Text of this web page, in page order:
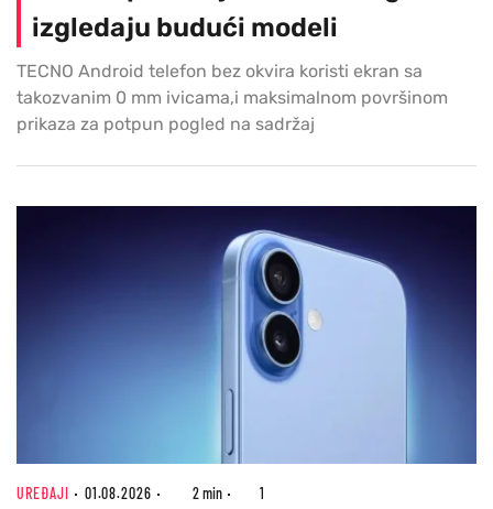
izgledaju budući modeli
TECNO Android telefon bez okvira koristi ekran sa
takozvanim 0 mm ivicama,i maksimalnom površinom
prikaza za potpun pogled na sadržaj
UREĐAJI 01.08.2026 2 min 1